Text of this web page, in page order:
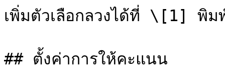
เพิ่มตัวเลือกลวงได้ที่ \[1]
## ตั้งค่าการให้คะแนน